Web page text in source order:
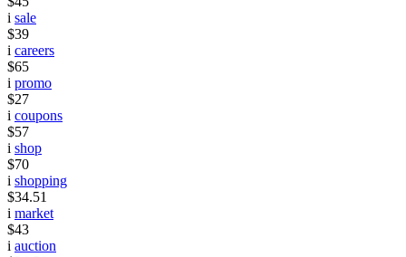
i sale
$39
i careers
$65
i promo
$27
i coupons
$57
i shop
$70
i shopping
$34.51
i market
$43
i auction